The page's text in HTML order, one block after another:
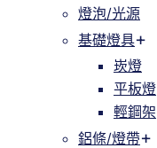
燈泡/光源
基礎燈具
崁燈
平板燈
輕鋼架
鋁條/燈帶